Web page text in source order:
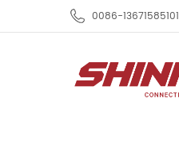
0086-13671585101